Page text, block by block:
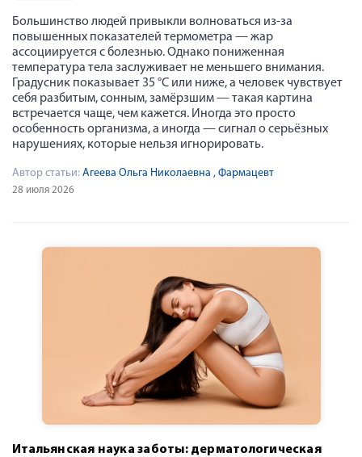
Большинство людей привыкли волноваться из-за
повышенных показателей термометра — жар
ассоциируется с болезнью. Однако пониженная
температура тела заслуживает не меньшего внимания.
Градусник показывает 35 °C или ниже, а человек чувствует
себя разбитым, сонным, замёрзшим — такая картина
встречается чаще, чем кажется. Иногда это просто
особенность организма, а иногда — сигнал о серьёзных
нарушениях, которые нельзя игнорировать.
Автор статьи: Агеева Ольга Николаевна , Фармацевт
28 июля 2026
Итальянская наука заботы: дерматологическая